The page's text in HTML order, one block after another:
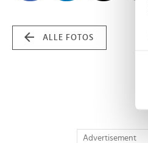
ALLE FOTOS
Advertisement